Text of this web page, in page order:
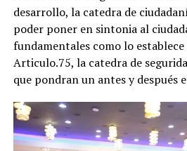
desarrollo, la catedra de
poder poner en sintonia al
fundamentales como lo
Articulo.75, la catedra de
que pondran un antes y después